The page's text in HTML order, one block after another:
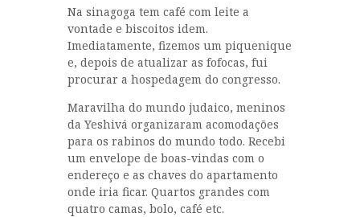
Na sinagoga tem café com leite a
vontade e biscoitos idem.
Imediatamente, fizemos um piquenique
e, depois de atualizar as fofocas, fui
procurar a hospedagem do congresso.
Maravilha do mundo judaico, meninos
da Yeshivá organizaram acomodações
para os rabinos do mundo todo. Recebi
um envelope de boas-vindas com o
endereço e as chaves do apartamento
onde iria ficar. Quartos grandes com
quatro camas, bolo, café etc.